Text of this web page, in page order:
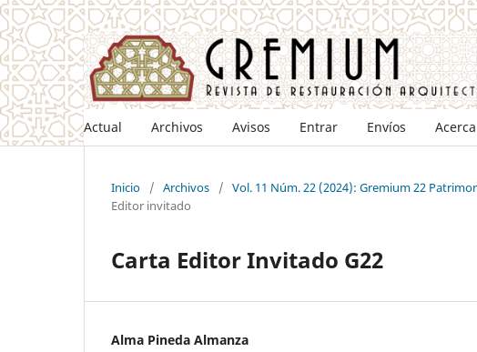
Actual Archivos Avisos Entrar Envíos
Inicio / Archivos / Vol. 11 Núm. 22 (2024): Gremium 22
Editor invitado
Carta Editor Invitado G22
Alma Pineda Almanza